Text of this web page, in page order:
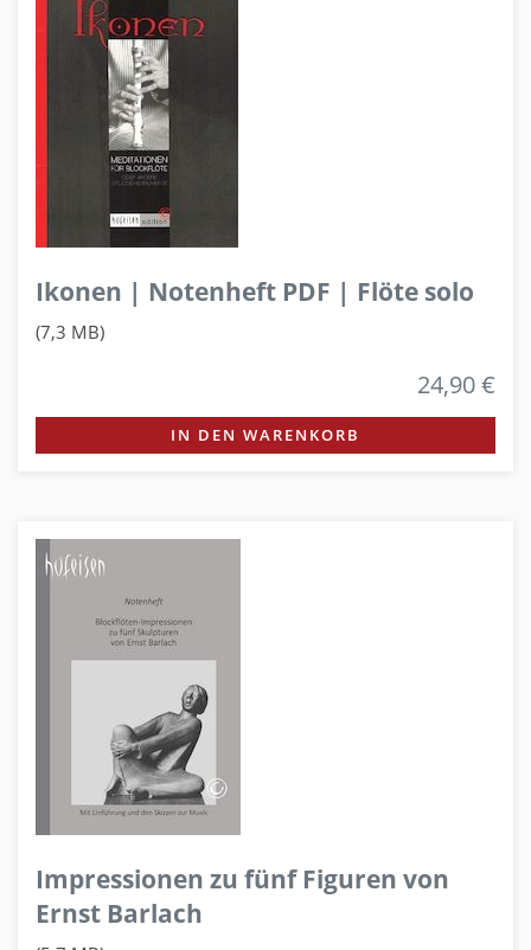
Ikonen | Notenheft PDF | Flöte solo
(7,3 MB)
24,90 €
IN DEN WARENKORB
Impressionen zu fünf Figuren von
Ernst Barlach